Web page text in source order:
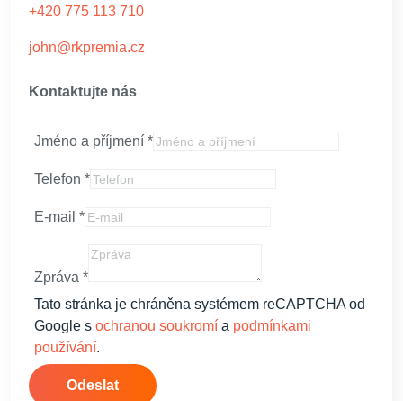
+420 775 113 710
john@rkpremia.cz
Kontaktujte nás
Jméno a příjmení *
Telefon *
E-mail *
Zpráva *
Tato stránka je chráněna systémem reCAPTCHA od
Google s ochranou soukromí a podmínkami
používání.
Odeslat